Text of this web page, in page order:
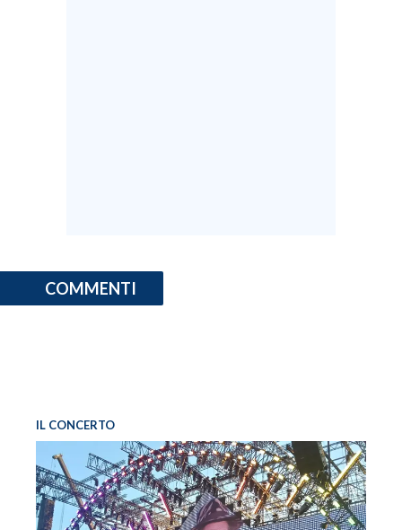
COMMENTI
IL CONCERTO